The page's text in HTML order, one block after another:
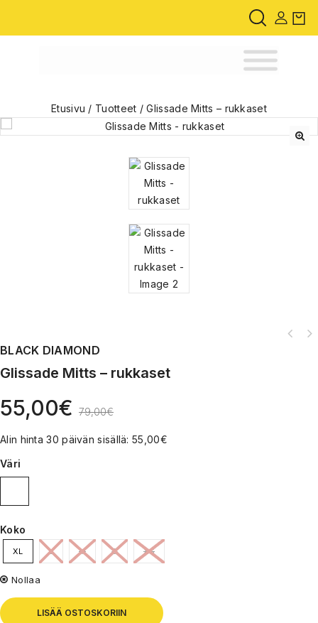
Etusivu / Tuotteet /Glissade Mitts – rukkaset
BLACK DIAMOND
Glissade Mitts – rukkaset
55,00€ 79,00€
Alin hinta 30 päivän sisällä:55,00€
Väri
Koko
XL L M S XS
Nollaa
LISÄÄ OSTOSKORIIN